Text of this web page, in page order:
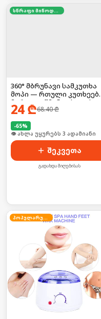
სწრაფი მიწოდება
360° მბრუნავი სამკუთხა
მოპი — რთული
მარტივი წმენდისთვის,
მოყვება მრავალჯერადი
24₾68.40₾
-65%
🛒 ბოლო 24სთ-ში იყიდა 28-მა
შეკვეთა
გადახდა მიღებისას
პოპულარული